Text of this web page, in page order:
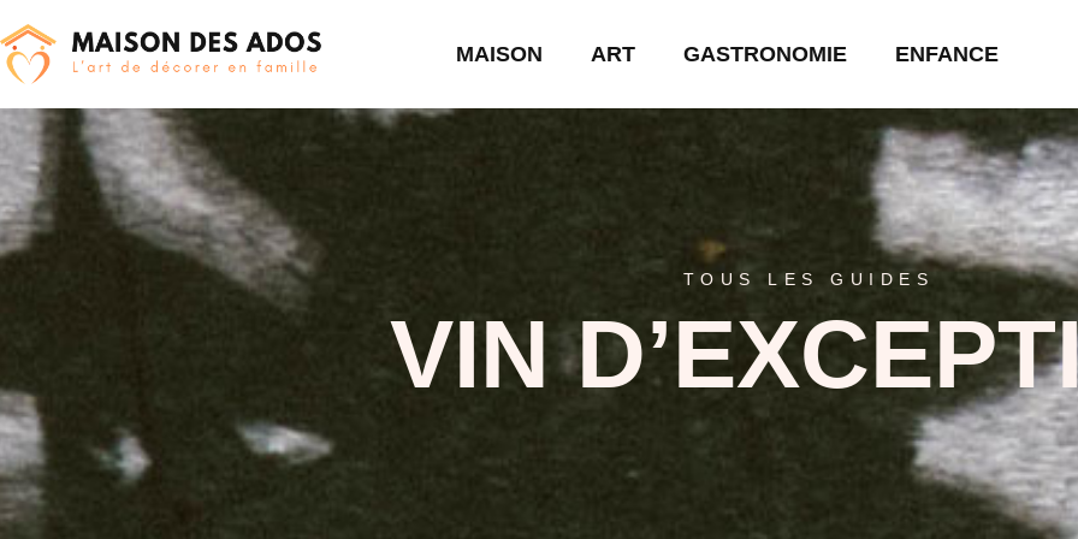
MAISON ART GASTRONOMIE ENFANCE
TOUS LES GUIDES
VIN